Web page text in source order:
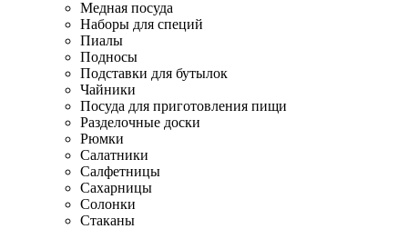
Медная посуда
Наборы для специй
Пиалы
Подносы
Подставки для бутылок
Чайники
Посуда для приготовления пищи
Разделочные доски
Рюмки
Салатники
Салфетницы
Сахарницы
Солонки
Стаканы